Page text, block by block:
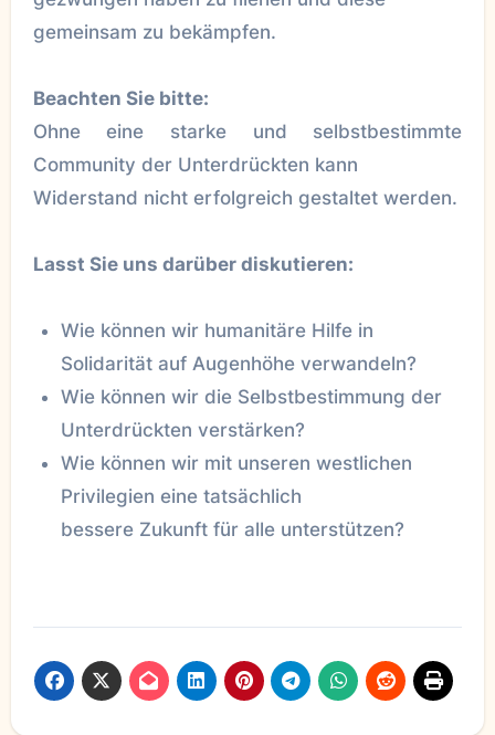
gemeinsam zu bekämpfen.
Beachten Sie bitte:
Ohne eine starke und selbstbestimmte
Community der Unterdrückten kann
Widerstand nicht erfolgreich gestaltet werden.
Lasst Sie uns darüber diskutieren:
Wie können wir humanitäre Hilfe in
Solidarität auf Augenhöhe verwandeln?
Wie können wir die Selbstbestimmung der
Unterdrückten verstärken?
Wie können wir mit unseren westlichen
Privilegien eine tatsächlich
bessere Zukunft für alle unterstützen?